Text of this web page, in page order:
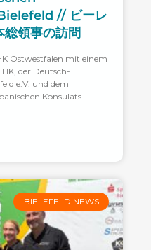
// ビーレ
総領事の訪問
Ostwestfalen mit einem
der Deutsch-
e.V. und dem
Konsulats
BIELEFELD NEWS